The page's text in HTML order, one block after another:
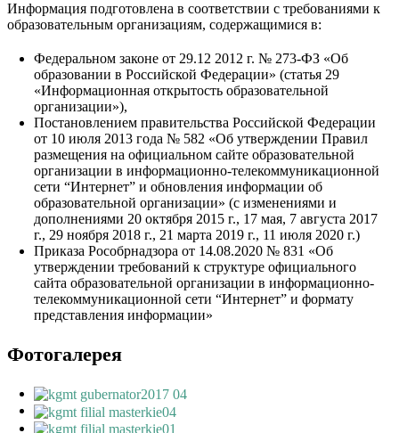
Информация подготовлена в соответствии с требованиями к
образовательным организациям, содержащимися в:
Федеральном законе от 29.12 2012 г. № 273-ФЗ «Об
образовании в Российской Федерации» (статья 29
«Информационная открытость образовательной
организации»),
Постановлением правительства Российской Федерации
от 10 июля 2013 года № 582 «Об утверждении Правил
размещения на официальном сайте образовательной
организации в информационно-телекоммуникационной
сети “Интернет” и обновления информации об
образовательной организации» (с изменениями и
дополнениями 20 октября 2015 г., 17 мая, 7 августа 2017
г., 29 ноября 2018 г., 21 марта 2019 г., 11 июля 2020 г.)
Приказа Рособрнадзора от 14.08.2020 № 831 «Об
утверждении требований к структуре официального
сайта образовательной организации в информационно-
телекоммуникационной сети “Интернет” и формату
представления информации»
Фотогалерея